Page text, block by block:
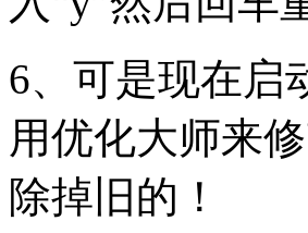
6、可是现在启
用优化大师来
除掉旧的！